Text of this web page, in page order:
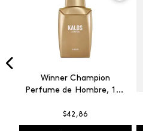
Winner Champion
Perfume de Hombre, 100
$42 ,86